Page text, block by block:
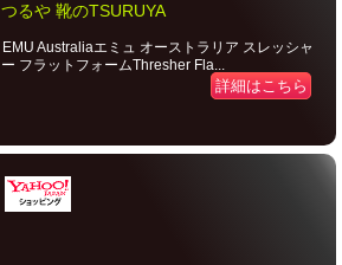
つるや 靴のTSURUYA
EMU Australiaエミュ オーストラリア スレッシャ
ー フラットフォームThresher Fla...
詳細はこちら